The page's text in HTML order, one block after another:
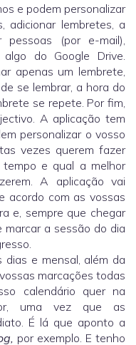
e podem personalizar
adicionar lembretes, a
pessoas (por e-mail),
do Google Drive.
apenas um lembrete,
se lembrar, a hora do
se repete. Por fim,
A aplicação tem
personalizar o vosso
vezes querem fazer
e qual a melhor
A aplicação vai
acordo com as vossas
e, sempre que chegar
a sessão do dia
dias e mensal, além da
marcações todas
calendário quer na
uma vez que as
É lá que aponto a
por exemplo. E tenho